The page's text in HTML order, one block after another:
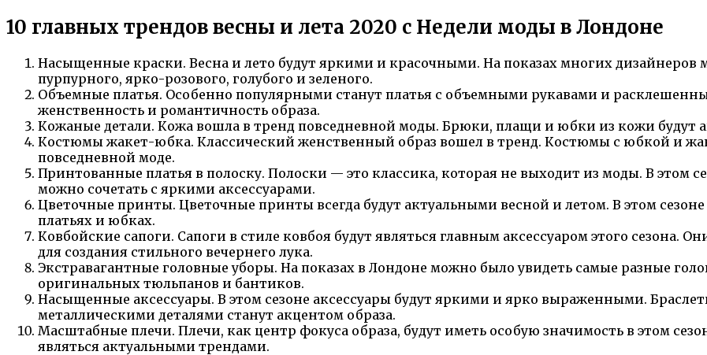
10 главных трендов весны и лета 2020 с Недели моды в Лондоне
Насыщенные краски. Весна и лето будут яркими и красочными. На показах многих
пурпурного, ярко-розового, голубого и зеленого.
Объемные платья. Особенно популярными станут платья с объемными рукавами и
женственность и романтичность образа.
Кожаные детали. Кожа вошла в тренд повседневной моды. Брюки, плащи и юбки из кожи будут
Костюмы жакет-юбка. Классический женственный образ вошел в тренд. Костюмы с юбкой и
повседневной моде.
Принтованные платья в полоску. Полоски — это классика, которая не выходит из моды. В этом
можно сочетать с яркими аксессуарами.
Цветочные принты. Цветочные принты всегда будут актуальными весной и летом. В этом
платьях и юбках.
Ковбойские сапоги. Сапоги в стиле ковбоя будут являться главным аксессуаром этого сезона.
для создания стильного вечернего лука.
Экстравагантные головные уборы. На показах в Лондоне можно было увидеть самые разные
оригинальных тюльпанов и бантиков.
Насыщенные аксессуары. В этом сезоне аксессуары будут яркими и ярко выраженными.
металлическими деталями станут акцентом образа.
Масштабные плечи. Плечи, как центр фокуса образа, будут иметь особую значимость в этом
являться актуальными трендами.